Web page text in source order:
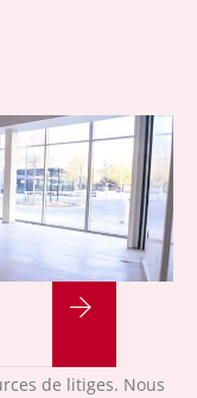
de litiges. Nous